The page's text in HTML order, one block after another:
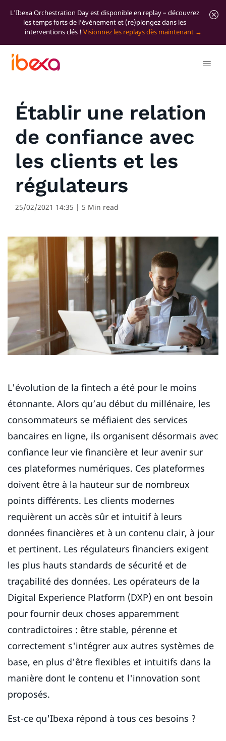
L'Ibexa Orchestration Day est disponible en replay – découvrez
les temps forts de l’événement et (re)plongez dans les
interventions clés ! Visionnez les replays dès maintenant
Tous les articles de blog
Établir une relation
de confiance avec
les clients et les
régulateurs
25/02/2021 14:35 | 5 Min read
L'évolution de la fintech a été pour le moins
étonnante. Alors qu’au début du millénaire, les
consommateurs se méfiaient des services
bancaires en ligne, ils organisent désormais avec
confiance leur vie financière et leur avenir sur
ces plateformes numériques. Ces plateformes
doivent être à la hauteur sur de nombreux
points différents. Les clients modernes
requièrent un accès sûr et intuitif à leurs
données financières et à un contenu clair, à jour
et pertinent. Les régulateurs financiers exigent
les plus hauts standards de sécurité et de
traçabilité des données. Les opérateurs de la
Digital Experience Platform (DXP) en ont besoin
pour fournir deux choses apparemment
contradictoires : être stable, pérenne et
correctement s'intégrer aux autres systèmes de
base, en plus d'être flexibles et intuitifs dans la
manière dont le contenu et l'innovation sont
proposés.
Est-ce qu'Ibexa répond à tous ces besoins ?